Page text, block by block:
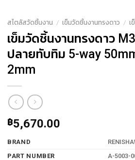
สไตลัสวัดชิ้นงาน / เข็มวัดชิ้นงานทรงดาว / เ
เข็มวัดชิ้นงานทรงดาว
ปลายทับทิม 5-way
2mm
฿5,670.00
BRAND
PART NUMBER
A-5003-